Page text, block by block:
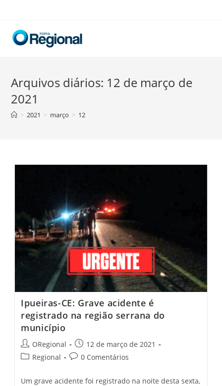
content
Arquivos diários: 12 de março de
2021
> 2021 > março > 12
Ipueiras-CE: Grave acidente é
registrado na região serrana do
município
Post
author:
ORegional
Post
published:
12 de março de 2021
PostRegional
Post0 Comentários
Um grave acidente foi registrado na noite desta sexta,